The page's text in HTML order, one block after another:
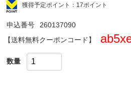
獲得予定ポイント：17ポイント
申込番号
260137090
クーポンコード
数量